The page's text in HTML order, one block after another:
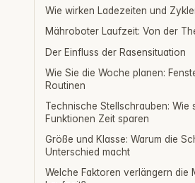
Wie wirken Ladezeiten und
Mähroboter Laufzeit: Von der
Der Einfluss der Rasensituation
Wie Sie die Woche planen:
Routinen
Technische Stellschrauben: Wie
Funktionen Zeit sparen
Größe und Klasse: Warum die
Unterschied macht
Welche Faktoren verlängern die